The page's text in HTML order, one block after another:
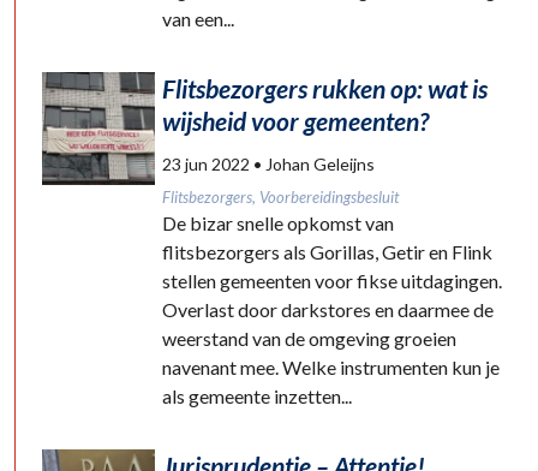
van een...
Flitsbezorgers rukken op: wat is
wijsheid voor gemeenten?
23 jun 2022 • Johan Geleijns
Flitsbezorgers, Voorbereidingsbesluit
De bizar snelle opkomst van
flitsbezorgers als Gorillas, Getir en Flink
stellen gemeenten voor fikse uitdagingen.
Overlast door darkstores en daarmee de
weerstand van de omgeving groeien
navenant mee. Welke instrumenten kun je
als gemeente inzetten...